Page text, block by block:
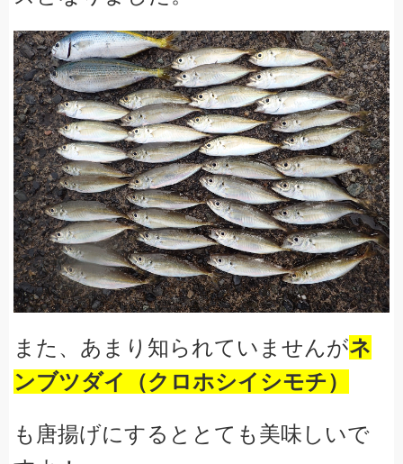
また、あまり知られていませんがネ
ンブツダイ（クロホシイシモチ）
も 唐揚げにするととても美味しいで